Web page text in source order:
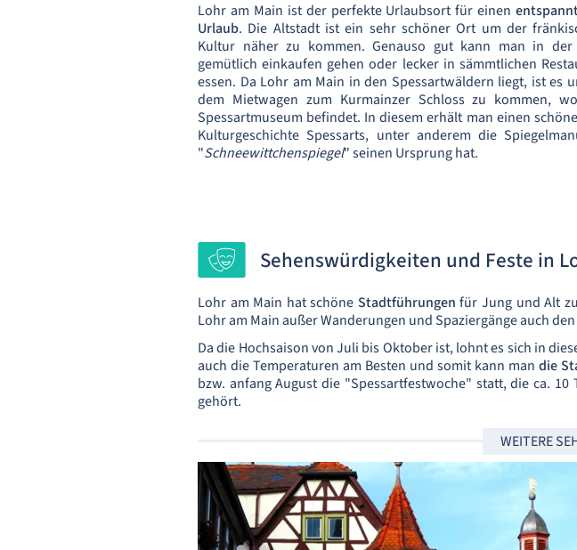
Lohr am Main ist der perfekte Urlaubsort für einen
Urlaub. Die Altstadt ist ein sehr schöner Ort um der
Kultur näher zu kommen. Genauso gut kann man in der
gemütlich einkaufen gehen oder lecker in sämmtlichen
essen. Da Lohr am Main in den Spessartwäldern liegt, ist es
dem Mietwagen zum Kurmainzer Schloss zu kommen,
Spessartmuseum befindet. In diesem erhält man einen
Kulturgeschichte Spessarts, unter anderem die
"Schneewittchenspiegel" seinen Ursprung hat.
Sehenswürdigkeiten und Feste in
Lohr am Main hat schöne Stadtführungen für Jung und Alt
Lohr am Main außer Wanderungen und Spaziergänge auch den
Da die Hochsaison von Juli bis Oktober ist, lohnt es sich in
auch die Temperaturen am Besten und somit kann man die
bzw. anfang August die "Spessartfestwoche" statt, die ca.
gehört.
WEITERE